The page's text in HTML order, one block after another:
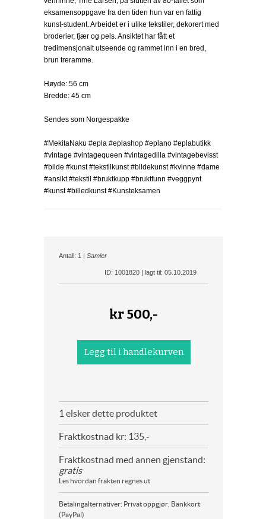
eksamensoppgave fra den tiden hun var en fattig
kunst-student. Arbeidet er i ulike tekstiler, dekorert med
broderier, fjær og pels. Ansiktet har fått et
tredimensjonalt utseende og rammet inn i en bred,
brun treramme.
Høyde: 56 cm
Bredde: 45 cm
Sendes som Norgespakke
#MekitaNaku #epla #eplashop #eplano #eplabutikk
#vintage #vintagequeen #vintagedilla #vintagebevisst
#bilde #kunst #tekstilkunst #bildekunst #kvinne #dame
#ansikt #tekstil #bruktkupp #bruktfunn #veggpynt
#kunst #billedkunst #Kunsteksamen
Antall: 1 | Samler
ID: 1001820 | lagt til: 05.10.2019
kr500,-
1 elsker dette produktet
Fraktkostnad kr: 135,-
Fraktkostnad med annen gjenstand:
gratis
Les hvordan frakten regnes ut
Betalingalternativer: Privat oppgjør, Bankkort
(PayPal)